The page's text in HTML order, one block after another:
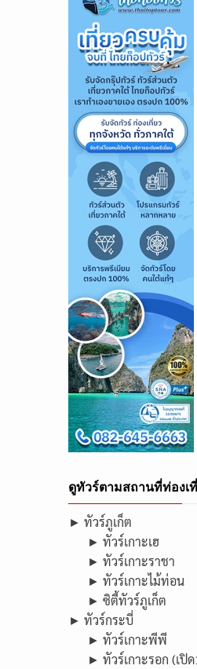
ดูทัวร์ตามสถานที่ท่องเ
► ทัวร์ภูเก็ต
► ทัวร์เกาะเฮ
► ทัวร์เกาะราชา
► ทัวร์เกาะไม้ท่อน
► ซิตี้ทัวร์ภูเก็ต
► ทัวร์กระบี่
► ทัวร์เกาะพีพี
► ทัวร์เกาะรอก (เปิ